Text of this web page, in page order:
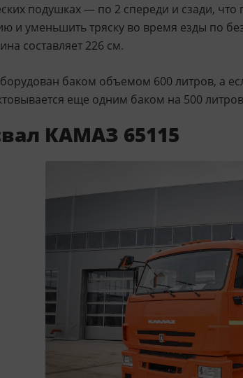
подушках — по 2 спереди и сзади, что
и уменьшить тряску во время езды по
составляет 226 см.
баком объемом 600 литров, а
еще одним баком на 500
КАМАЗ 65115